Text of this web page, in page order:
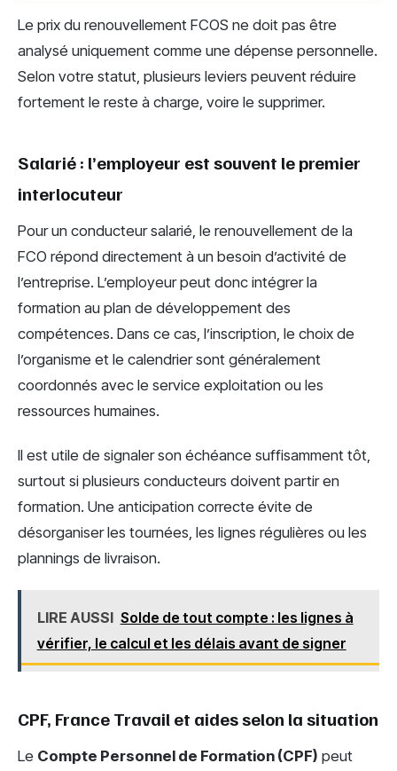
Le prix du renouvellement FCOS ne doit pas être
analysé uniquement comme une dépense personnelle.
Selon votre statut, plusieurs leviers peuvent réduire
fortement le reste à charge, voire le supprimer.
Salarié : l’employeur est souvent le premier
interlocuteur
Pour un conducteur salarié, le renouvellement de la
FCO répond directement à un besoin d’activité de
l’entreprise. L’employeur peut donc intégrer la
formation au plan de développement des
compétences. Dans ce cas, l’inscription, le choix de
l’organisme et le calendrier sont généralement
coordonnés avec le service exploitation ou les
ressources humaines.
Il est utile de signaler son échéance suffisamment tôt,
surtout si plusieurs conducteurs doivent partir en
formation. Une anticipation correcte évite de
désorganiser les tournées, les lignes régulières ou les
plannings de livraison.
LIRE AUSSI Solde de tout compte : les lignes à
vérifier, le calcul et les délais avant de signer
CPF, France Travail et aides selon la situation
Le Compte Personnel de Formation (CPF) peut